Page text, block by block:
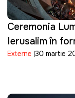
Ceremonia
Ierusalim în
tensiunilor de
Externe 30 martie